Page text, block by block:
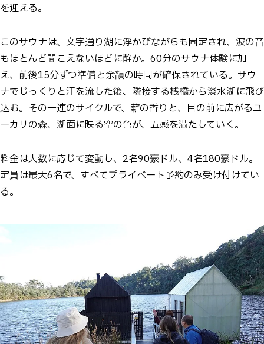
を迎える。
このサウナは、文字通り湖に浮かびながらも固定され、波の音
もほとんど聞こえないほどに静か。60分のサウナ体験に加
え、前後15分ずつ準備と余韻の時間が確保されている。サウ
ナでじっくりと汗を流した後、隣接する桟橋から淡水湖に飛び
込む。その一連のサイクルで、薪の香りと、目の前に広がるユ
ーカリの森、湖面に映る空の色が、五感を満たしていく。
料金は人数に応じて変動し、2名90豪ドル、4名180豪ドル。
定員は最大6名で、すべてプライベート予約のみ受け付けてい
る。